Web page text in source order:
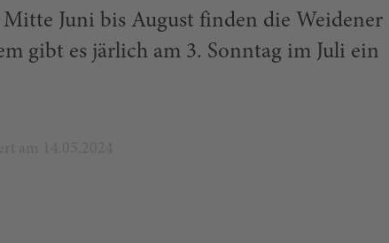
Juni bis August finden die Weidener
gibt es järlich am 3. Sonntag im Juli ein